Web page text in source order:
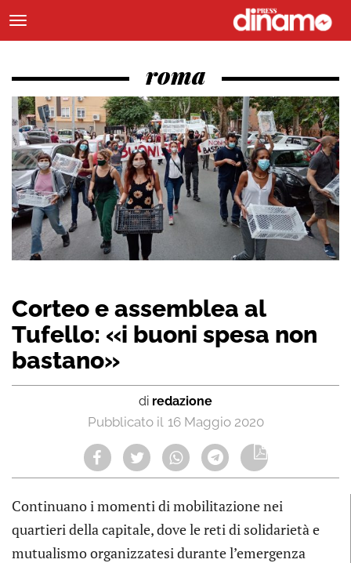
roma
Corteo e assemblea al
Tufello: «i buoni spesa non
bastano»
di redazione
16 Maggio 2020
Continuano i momenti di mobilitazione nei
quartieri della capitale, dove le reti di solidarietà e
mutualismo organizzatesi durante l’emergenza